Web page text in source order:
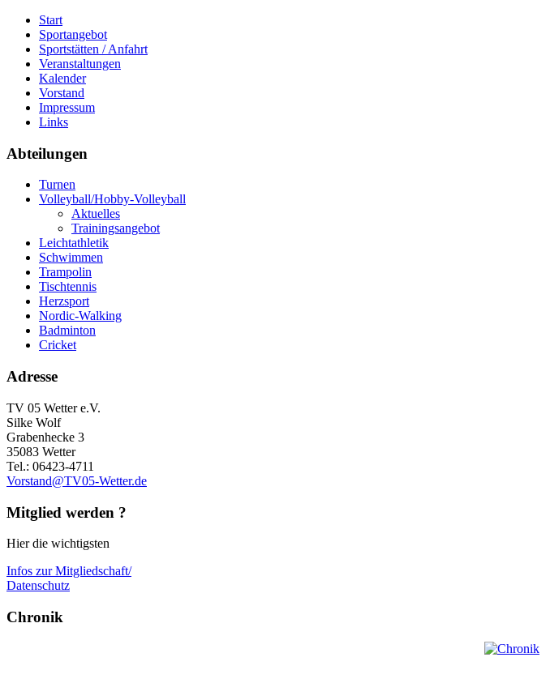
Start
Sportangebot
Sportstätten / Anfahrt
Veranstaltungen
Kalender
Vorstand
Impressum
Links
Abteilungen
Turnen
Volleyball/Hobby-Volleyball
Aktuelles
Trainingsangebot
Leichtathletik
Schwimmen
Trampolin
Tischtennis
Herzsport
Nordic-Walking
Badminton
Cricket
Adresse
TV 05 Wetter e.V.
Silke Wolf
Grabenhecke 3
35083 Wetter
Tel.: 06423-4711
Vorstand@TV05-Wetter.de
Mitglied werden ?
Hier die wichtigsten
Infos zur Mitgliedschaft/
Datenschutz
Chronik